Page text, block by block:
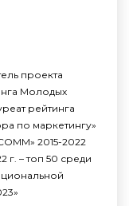
проекта
Молодых
рейтинга
по маркетингу»
2015-2022
г. – топ 50 среди